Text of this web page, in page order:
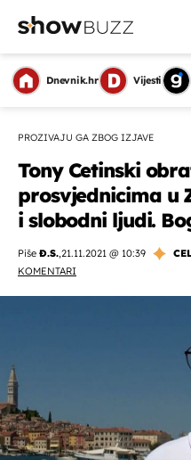
Dnevnik.hr Vijesti
PROZIVAJU GA ZBOG IZJAVE
Tony Cetinski
prosvjednicima u
i slobodni ljudi.
Piše Đ.S.,21.11.2021 @ 10:39
KOMENTARI